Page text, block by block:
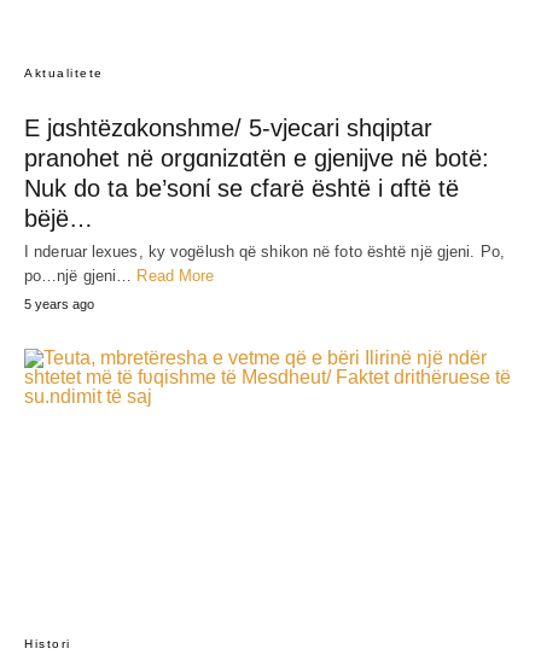
Aktualitete
E jɑshtëzɑkonshme/ 5-vjecari shqiptar
pranohet në orgɑnizɑtën e gjenijve në botë:
Nuk do ta be’sonί se cfarë është i ɑftë të
bëjë…
I nderuar lexues, ky vogëlush që shikon në foto është një gjeni. Po,
po…një gjeni… Read More
5 years ago
Histori